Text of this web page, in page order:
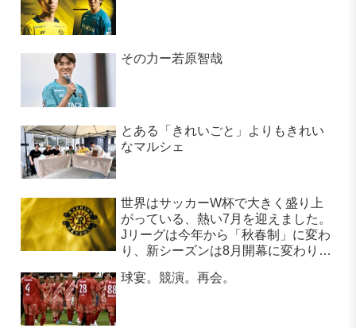
その力ー若原智哉
とある「きれいごと」よりもきれい
なマルシェ
世界はサッカーW杯で大きく盛り上
がっている、熱い7月を迎えました。
Jリーグは今年から「秋春制」に変わ
り、新シーズンは8月開幕に変わりま
球宴。競演。再会。